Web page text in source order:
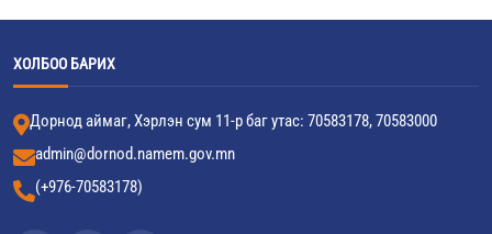
ХОЛБОО БАРИХ
Дорнод аймаг, Хэрлэн сум 11-р баг утас: 70583178, 70583000
admin@dornod.namem.gov.mn
(+976-70583178)